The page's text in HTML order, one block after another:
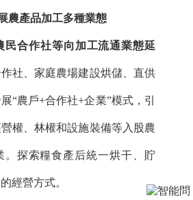
農產品加工多種業態
民合作社等向加工流通業態延
社、家庭農場建設烘儲、直供
“農戶+合作社+企業”模式，引
權、林權和設施裝備等入股農
。探索糧食產后統一烘干、貯
經營方式。